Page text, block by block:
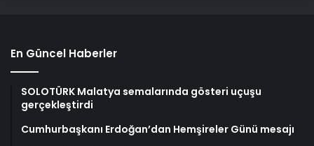
En Güncel Haberler
SOLOTÜRK Malatya semalarında gösteri uçuşu
gerçekleştirdi
Cumhurbaşkanı Erdoğan’dan Hemşireler Günü mesajı